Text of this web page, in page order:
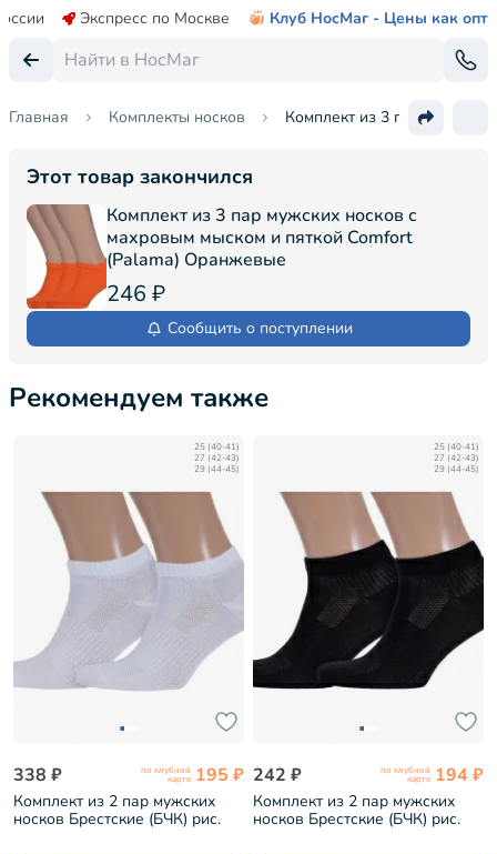
Экспресс по Москве Клуб НосМаг - Цены как опт
Главная Комплекты носков Комплект из 3 пар мужских
Этот товар закончился
Комплект из 3 пар мужских носков с
махровым мыском и пяткой Comfort
(Palama) Оранжевые
246 ₽
Сообщить о поступлении
Рекомендуем также
25 (40-41)
27 (42-43)
29 (44-45)
338 ₽ по клубной
карте 195 ₽
Комплект из 2 пар мужских
носков Брестские (БЧК) рис.
25 (40-41)
27 (42-43)
29 (44-45)
242 ₽ по клубной
карте 194 ₽
Комплект из 2 пар мужских
носков Брестские (БЧК) рис.